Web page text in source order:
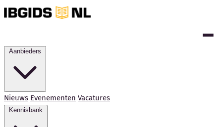
Nieuws Evenementen Vacatures